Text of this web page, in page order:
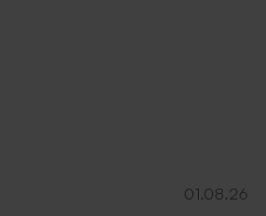
01.08.26